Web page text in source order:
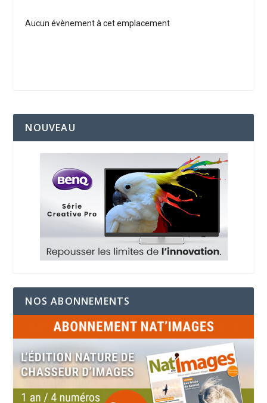
Aucun évènement à cet emplacement
NOUVEAU
NOS ABONNEMENTS